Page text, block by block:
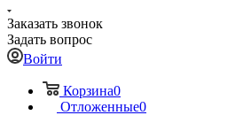
Заказать звонок
Задать вопрос
Войти
Корзина0
Отложенные0